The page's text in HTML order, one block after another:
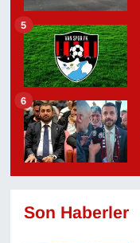
5
6
Son Haberler